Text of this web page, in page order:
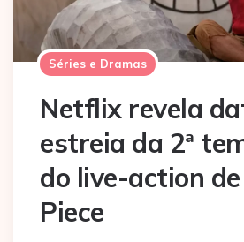
Séries e Dramas
Netflix revela
estreia da 2ª
do live-action
Piece